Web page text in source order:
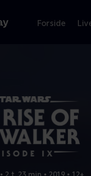
Forside
• 2 t. 23 min • 2019 • 12+